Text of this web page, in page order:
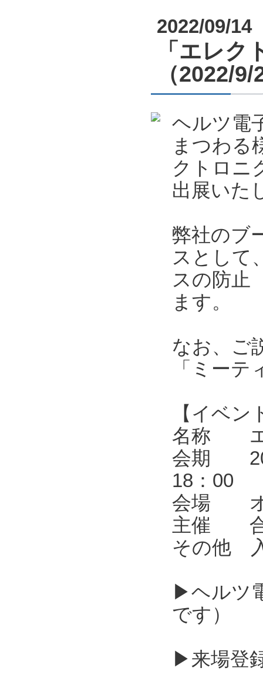
2022/09/14
「エレ
（2022/
ヘルツ電
まつわる
クトロニ
出展いた
弊社のブ
スとして
スの防止
ます。
なお、ご
「ミー
【イベン
名称 エ
会期
18：00
会場 オ
主催 合
その他
▶ヘルツ
です）
▶来場登